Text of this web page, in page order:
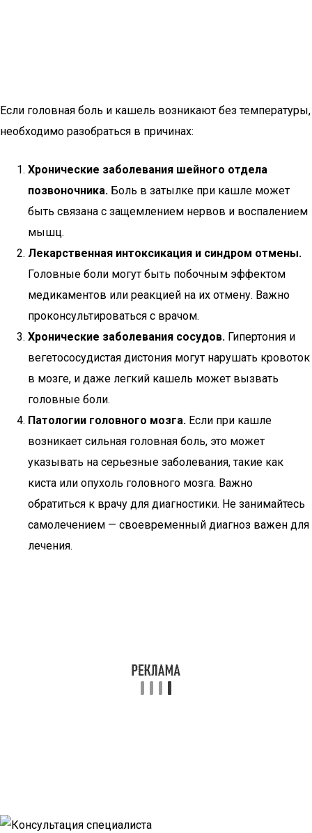
Если головная боль и кашель возникают без температуры,
необходимо разобраться в причинах:
Хронические заболевания шейного отдела
позвоночника. Боль в затылке при кашле может
быть связана с защемлением нервов и воспалением
мышц.
Лекарственная интоксикация и синдром отмены.
Головные боли могут быть побочным эффектом
медикаментов или реакцией на их отмену. Важно
проконсультироваться с врачом.
Хронические заболевания сосудов. Гипертония и
вегетососудистая дистония могут нарушать кровоток
в мозге, и даже легкий кашель может вызвать
головные боли.
Патологии головного мозга. Если при кашле
возникает сильная головная боль, это может
указывать на серьезные заболевания, такие как
киста или опухоль головного мозга. Важно
обратиться к врачу для диагностики. Не занимайтесь
самолечением — своевременный диагноз важен для
лечения.